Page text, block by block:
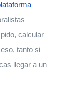
calcular
tanto si
llegar a un